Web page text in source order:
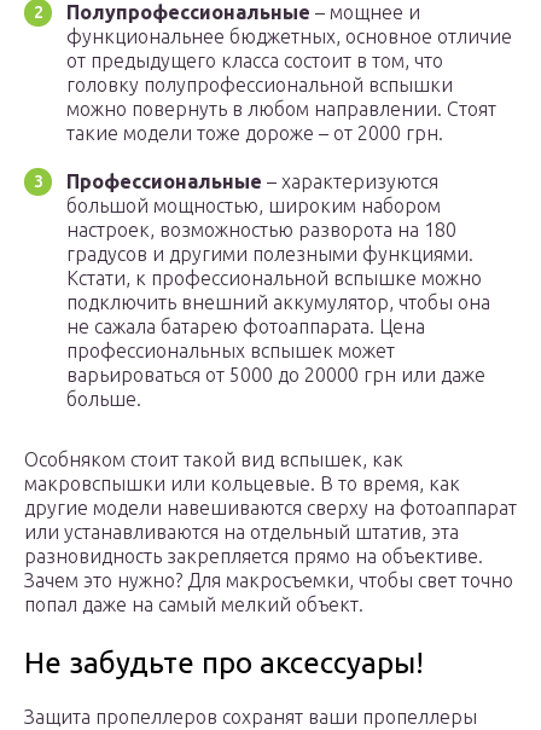
Полупрофессиональные – мощнее и
функциональнее бюджетных, основное отличие
от предыдущего класса состоит в том, что
головку полупрофессиональной вспышки
можно повернуть в любом направлении. Стоят
такие модели тоже дороже – от 2000 грн.
Профессиональные – характеризуются
большой мощностью, широким набором
настроек, возможностью разворота на 180
градусов и другими полезными функциями.
Кстати, к профессиональной вспышке можно
подключить внешний аккумулятор, чтобы она
не сажала батарею фотоаппарата. Цена
профессиональных вспышек может
варьироваться от 5000 до 20000 грн или даже
больше.
Особняком стоит такой вид вспышек, как
макровспышки или кольцевые. В то время, как
другие модели навешиваются сверху на фотоаппарат
или устанавливаются на отдельный штатив, эта
разновидность закрепляется прямо на объективе.
Зачем это нужно? Для макросъемки, чтобы свет точно
попал даже на самый мелкий объект.
Не забудьте про аксессуары!
Защита пропеллеров сохранят ваши пропеллеры